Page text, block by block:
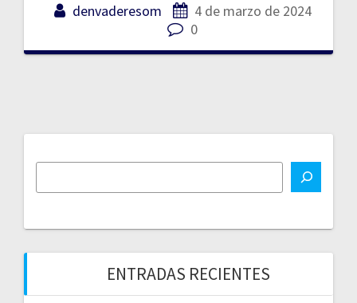
denvaderesom
4 de marzo de 2024
0
ENTRADAS RECIENTES